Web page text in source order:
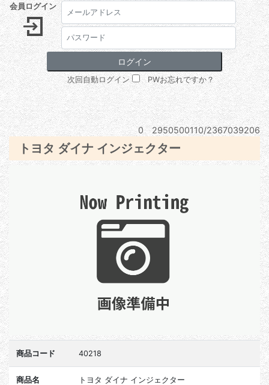
会員ログイン
次回自動ログイン PWお忘れですか？
0 2950500110/2367039206
トヨタ ダイナ インジェクター
商品コード 40218
商品名 トヨタ ダイナ インジェクター